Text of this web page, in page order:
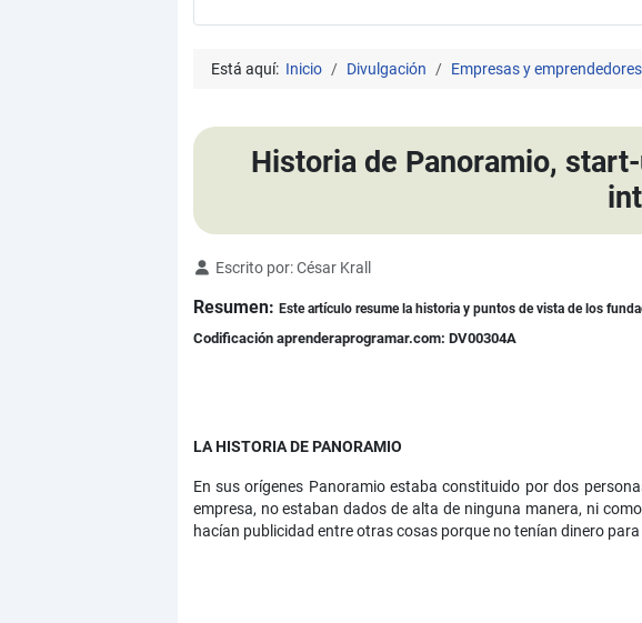
Está aquí: Inicio Divulgación Empresas y emprendedores
Historia de Panoramio,
Detalles
Escrito por:César Krall
Resumen: Este artículo resume la historia y puntos de vista de los
Codificación aprenderaprogramar.com: DV00304A
LA HISTORIA DE PANORAMIO
En sus orígenes Panoramio estaba constituido por dos
empresa, no estaban dados de alta de ninguna manera, ni
hacían publicidad entre otras cosas porque no tenían dinero para